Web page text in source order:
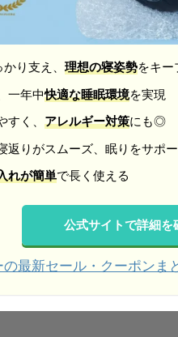
り支え、 理想の寝姿勢をキー
一年中快適な睡眠環境を実現
く、 アレルギー対策にも◎
返りがスムーズ、眠りをサポ
れが簡単で長く使える
公式サイトで詳細を
最新セール・クーポンま